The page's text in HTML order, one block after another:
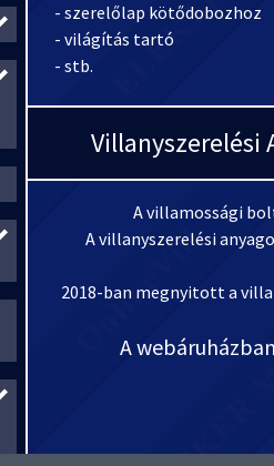
- szerelőlap kötődobozhoz
- világítás tartó
- stb.
Villanyszerelési
A villamossági
A villanyszerelési
2018-ban megnyitott a
A